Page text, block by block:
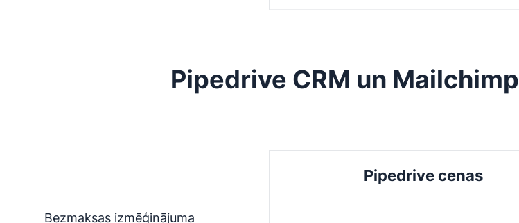
Pipedrive CRM un
Pipedrive cenas
Bezmaksas izmēģinājuma